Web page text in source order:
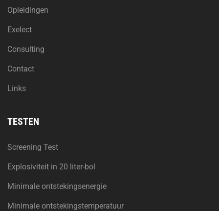
Opleidingen
Exelect
Consulting
Contact
Links
TESTEN
Screening Test
Explosiviteit in 20 liter-bol
Minimale ontstekingsenergie
Minimale ontstekingstemperatuur